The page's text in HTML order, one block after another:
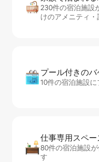
230件の宿泊施設
けのアメニティ
プール付きの
10件の宿泊施設
仕事専用ス⁠ペ⁠
80件の宿泊施設
す